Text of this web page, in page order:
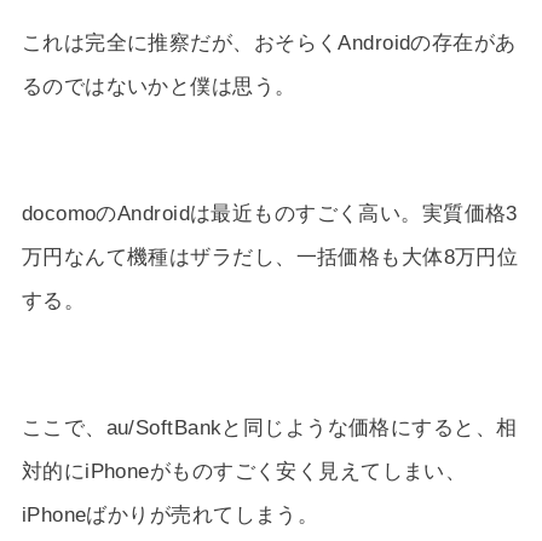
これは完全に推察だが、おそらくAndroidの存在があ
るのではないかと僕は思う。
docomoのAndroidは最近ものすごく高い。実質価格3
万円なんて機種はザラだし、一括価格も大体8万円位
する。
ここで、au/SoftBankと同じような価格にすると、相
対的にiPhoneがものすごく安く見えてしまい、
iPhoneばかりが売れてしまう。